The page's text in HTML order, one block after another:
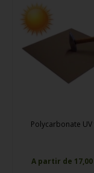
Polycarbonate UV
A partir de 17,00